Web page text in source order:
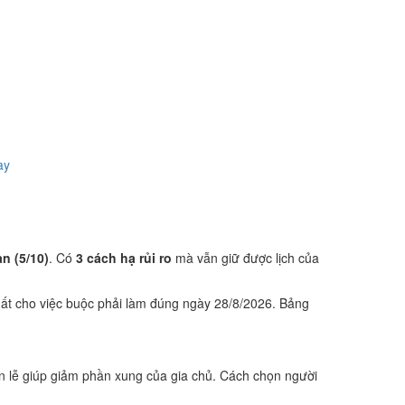
(5/10). Có 3 cách hạ rủi ro mà vẫn giữ được lịch của
cho việc buộc phải làm đúng ngày 28/8/2026. Bảng
giúp giảm phần xung của gia chủ. Cách chọn người